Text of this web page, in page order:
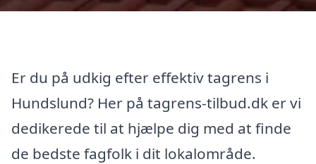
Er du på udkig efter effektiv tagrens i
Hundslund? Her på tagrens-tilbud.dk er vi
dedikerede til at hjælpe dig med at finde
de bedste fagfolk i dit lokalområde.